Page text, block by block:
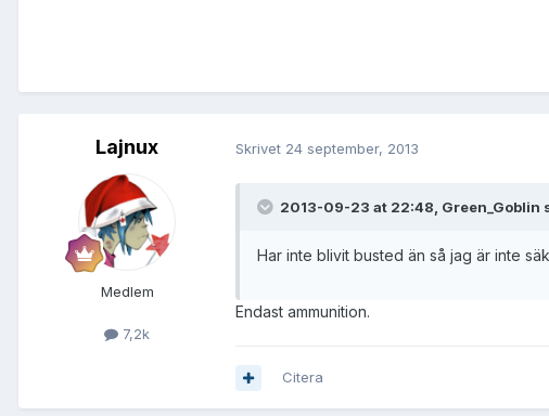
Lajnux
Medlem
7,2k
Skrivet 24 september, 2013
2013-09-23 at 22:48, Green_Goblin
Har inte blivit busted än så jag är inte
Endast ammunition.
Citera